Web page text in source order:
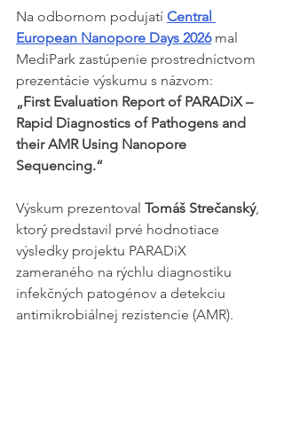
Na odbornom podujatí Central
European Nanopore Days 2026 mal
MediPark zastúpenie prostredníctvom
prezentácie výskumu s názvom:
„First Evaluation Report of PARADiX –
Rapid Diagnostics of Pathogens and
their AMR Using Nanopore
Sequencing.“
Výskum prezentoval Tomáš Strečanský,
ktorý predstavil prvé hodnotiace
výsledky projektu PARADiX
zameraného na rýchlu diagnostiku
infekčných patogénov a detekciu
antimikrobiálnej rezistencie (AMR).